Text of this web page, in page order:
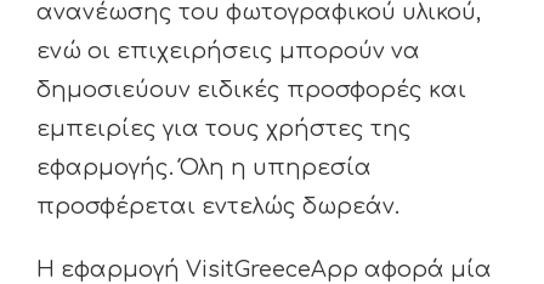
ανανέωσης του φωτογραφικού υλικού,
ενώ οι επιχειρήσεις μπορούν να
δημοσιεύουν ειδικές προσφορές και
εμπειρίες για τους χρήστες της
εφαρμογής. Όλη η υπηρεσία
προσφέρεται εντελώς δωρεάν.
Η εφαρμογή VisitGreeceApp αφορά μία